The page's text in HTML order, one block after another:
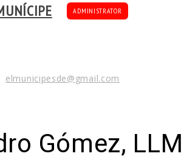
ADMINISTRATOR
elmunicipesde@gmail.com
Gómez, LLM